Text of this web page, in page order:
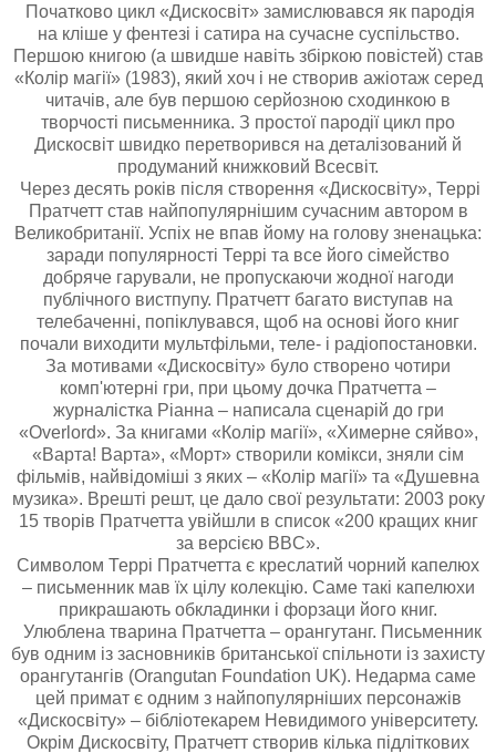
Початково цикл «Дискосвіт» замислювався як пародія
на кліше у фентезі і сатира на сучасне суспільство.
Першою книгою (а швидше навіть збіркою повістей) став
«Колір магії» (1983), який хоч і не створив ажіотаж серед
читачів, але був першою серйозною сходинкою в
творчості письменника. З простої пародії цикл про
Дискосвіт швидко перетворився на деталізований й
продуманий книжковий Всесвіт.
Через десять років після створення «Дискосвіту», Террі
Пратчетт став найпопулярнішим сучасним автором в
Великобританії. Успіх не впав йому на голову зненацька:
заради популярності Террі та все його сімейство
добряче гарували, не пропускаючи жодної нагоди
публічного вистпупу. Пратчетт багато виступав на
телебаченні, попіклувався, щоб на основі його книг
почали виходити мультфільми, теле- і радіопостановки.
За мотивами «Дискосвіту» було створено чотири
комп'ютерні гри, при цьому дочка Пратчетта –
журналістка Ріанна – написала сценарій до гри
«Overlord». За книгами «Колір магії», «Химерне сяйво»,
«Варта! Варта», «Морт» створили комікси, зняли сім
фільмів, найвідоміші з яких – «Колір магії» та «Душевна
музика». Врешті решт, це дало свої результати: 2003 року
15 творів Пратчетта увійшли в список «200 кращих книг
за версією BBC».
Символом Террі Пратчетта є креслатий чорний капелюх
– письменник мав їх цілу колекцію. Саме такі капелюхи
прикрашають обкладинки і форзаци його книг.
Улюблена тварина Пратчетта – орангутанг. Письменник
був одним із засновників британської спільноти із захисту
орангутангів (Orangutan Foundation UK). Недарма саме
цей примат є одним з найпопулярніших персонажів
«Дискосвіту» – бібліотекарем Невидимого університету.
Окрім Дискосвіту, Пратчетт створив кілька підліткових